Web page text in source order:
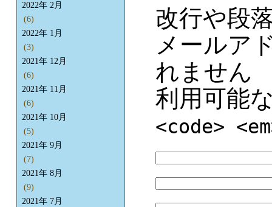
改行や段
メールア
れません
利用可能
<code>
2022年 2月
(6)
2022年 1月
(3)
2021年 12月
(6)
2021年 11月
(6)
2021年 10月
(5)
2021年 9月
(7)
2021年 8月
(9)
2021年 7月